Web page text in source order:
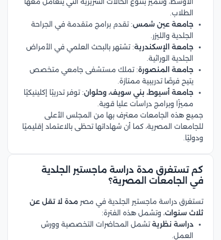
الطلاب.
جامعة عين شمس: تقدم برامج متقدمة في الجراحة
الجلدية والليزر.
جامعة الإسكندرية: تشتهر بالبحث العلمي في الأمراض
الجلدية الوراثية.
جامعة المنصورة: تملك مستشفى جامعي متخصص
يتيح فرصًا تدريبية ممتازة.
جامعة أسيوط، بني سويف، وحلوان: توفر تدريبًا إكلينيكيًا
مميزًا وبرامج دراسات عليا قوية.
جميع هذه الجامعات معترف بها من المجلس الأعلى
للجامعات المصرية، كما أن شهاداتها تحظى بالاعتماد إقليميًا
ودوليًا.
كم تستغرق مدة دراسة ماجستير الجلدية
في الجامعات المصرية؟
تستغرق دراسة ماجستير الجلدية في مصر مدة لا تقل عن
ثلاث سنوات، وتشمل هذه الفترة:
دراسة نظريةتشمل المحاضرات التخصصية وورش
العمل.